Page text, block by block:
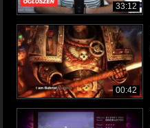
33:12
00:42